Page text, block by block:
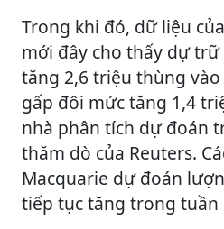
Trong khi đó, dữ liệu
mới đây cho thấy dự
tăng 2,6 triệu thùng
gấp đôi mức tăng 1,4
nhà phân tích dự đoán
thăm dò của Reuters.
Macquarie dự đoán
tiếp tục tăng trong tuần